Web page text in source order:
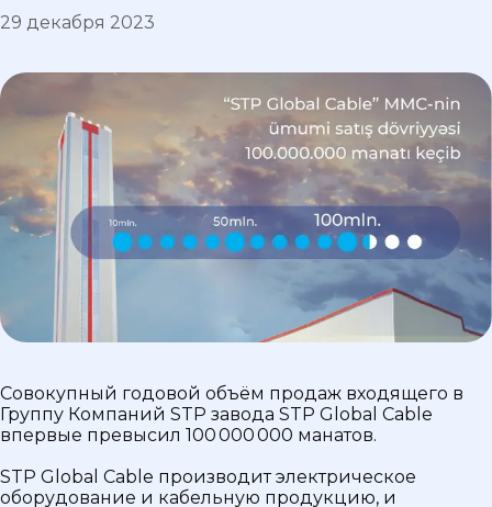
29 декабря 2023
Совокупный годовой объём продаж входящего в
Группу Компаний STP завода STP Global Cable
впервые превысил 100 000 000 манатов.
STP Global Cable производит электрическое
оборудование и кабельную продукцию, и